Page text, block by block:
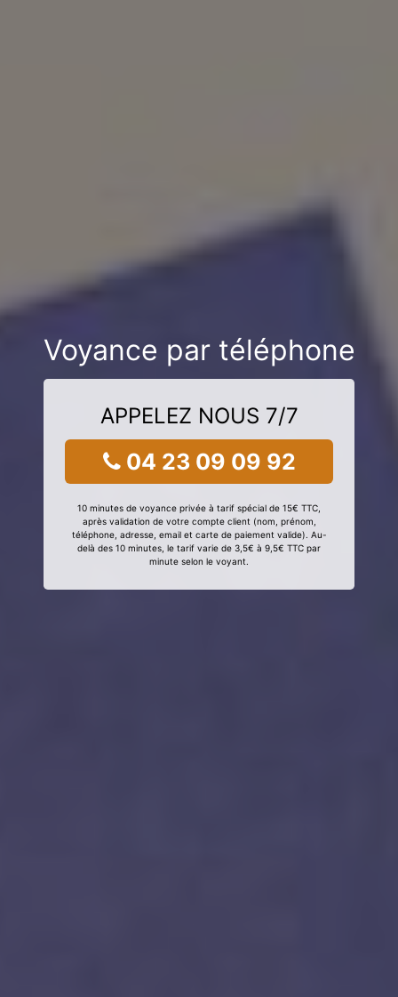
Voyance par téléphone
APPELEZ NOUS 7/7
04 23 09 09 92
10 minutes de voyance privée à tarif spécial de 15€ TTC,
après validation de votre compte client (nom, prénom,
téléphone, adresse, email et carte de paiement valide). Au-
delà des 10 minutes, le tarif varie de 3,5€ à 9,5€ TTC par
minute selon le voyant.